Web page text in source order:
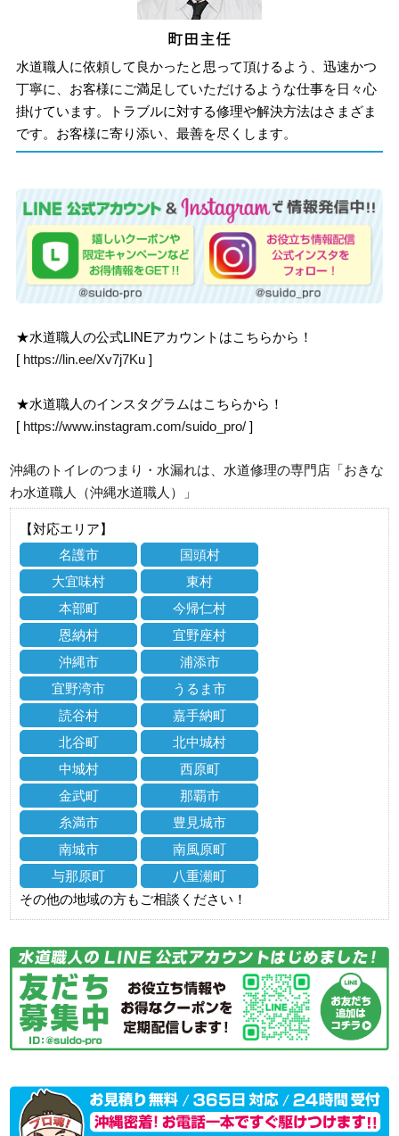
水道職人に依頼して良かったと思って頂けるよう、迅速かつ
丁寧に、お客様にご満足していただけるような仕事を日々心
掛けています。トラブルに対する修理や解決方法はさまざま
です。お客様に寄り添い、最善を尽くします。
★水道職人の公式LINEアカウントはこちらから！
[ https://lin.ee/Xv7j7Ku ]
★水道職人のインスタグラムはこちらから！
[ https://www.instagram.com/suido_pro/ ]
沖縄のトイレのつまり・水漏れは、水道修理の専門店「おきな
わ水道職人（沖縄水道職人）」
【対応エリア】
名護市
国頭村
大宜味村
東村
本部町
今帰仁村
恩納村
宜野座村
沖縄市
浦添市
宜野湾市
うるま市
読谷村
嘉手納町
北谷町
北中城村
中城村
西原町
金武町
那覇市
糸満市
豊見城市
南城市
南風原町
与那原町
八重瀬町
その他の地域の方もご相談ください！